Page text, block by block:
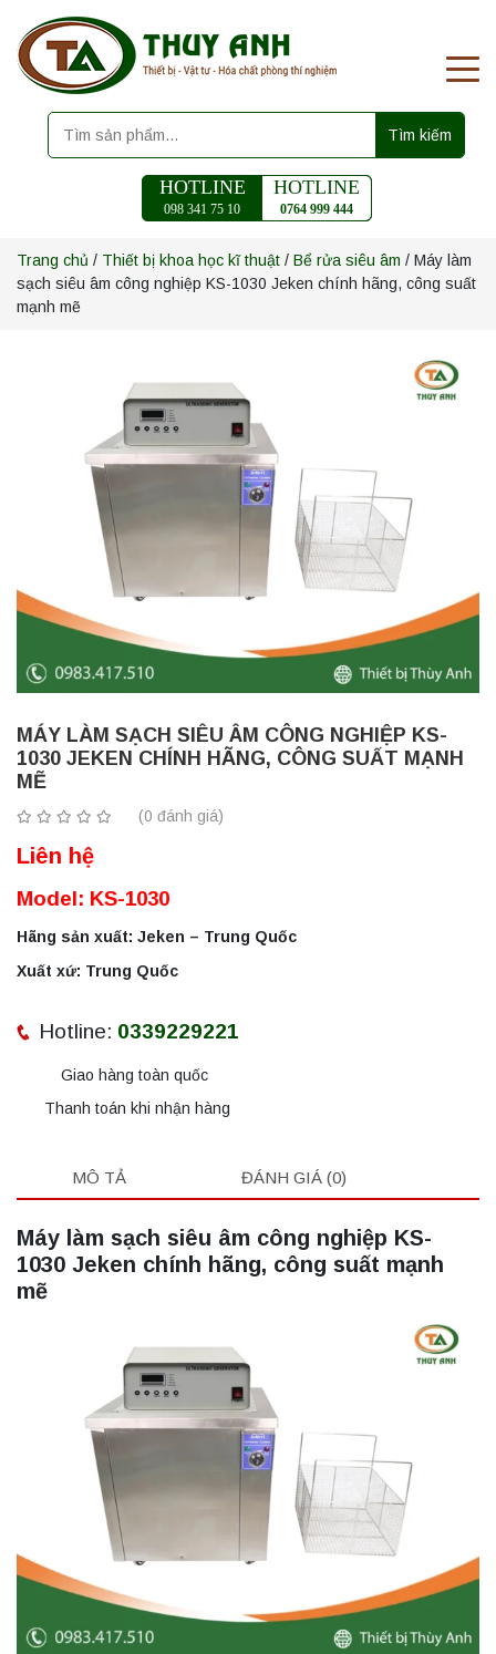
Tìm kiếm
HOTLINE
098 341 75 10
HOTLINE
0764 999 444
Trang chủ / Thiết bị khoa học kĩ thuật / Bể rửa siêu âm / Máy làm
sạch siêu âm công nghiệp KS-1030 Jeken chính hãng, công suất
mạnh mẽ
MÁY LÀM SẠCH SIÊU ÂM CÔNG NGHIỆP KS-
1030 JEKEN CHÍNH HÃNG, CÔNG SUẤT MẠNH
MẼ
(0 đánh giá)
Liên hệ
Model: KS-1030
Hãng sản xuất: Jeken – Trung Quốc
Xuất xứ: Trung Quốc
Hotline: 0339229221
Giao hàng toàn quốc
Thanh toán khi nhận hàng
MÔ TẢ ĐÁNH GIÁ (0)
Máy làm sạch siêu âm công nghiệp KS-
1030 Jeken chính hãng, công suất mạnh
mẽ